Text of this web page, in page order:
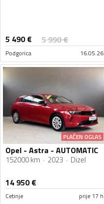
5 490€ 5 990€
Podgorica 16.05.26
PLAĆEN OGLAS
Opel - Astra - AUTOMATIC
152000 km 2023 Dizel
14 950€
Cetinje prije 17 h